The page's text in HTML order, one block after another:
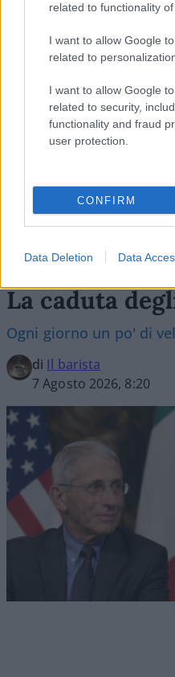
related to functionality
I want to allow Google
related to
I want to allow Google
related to security,
functionality and fraud
user protection.
CONFIRM
Data Deletion Data
Vignetta del
La caduta
Ogni giorno un po' di
di Il barista
7 Agosto 2026, 8:20